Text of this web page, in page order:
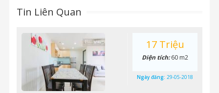
Tin Liên Quan
17 Triệu
Diện tích:60 m2
Ngày đăng: 29-05-2018